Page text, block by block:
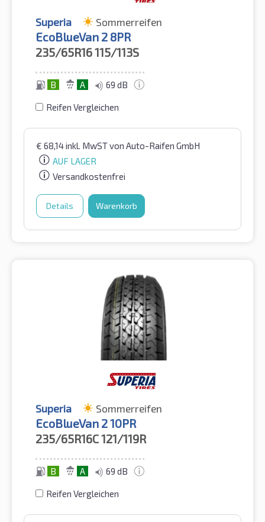
Superia Sommerreifen
EcoBlueVan 2 8PR
235/65R16115/113S
B A 69 dB
Reifen Vergleichen
€ 68,14inkl. MwSTvon Auto-Raifen GmbH
AUF LAGER
Versandkostenfrei
Details Warenkorb
Superia Sommerreifen
EcoBlueVan 2 10PR
235/65R16C121/119R
B A 69 dB
Reifen Vergleichen